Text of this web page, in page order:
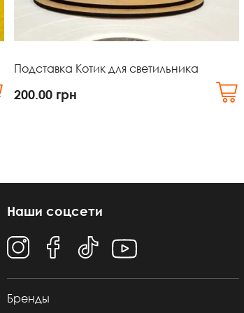
Подставка Котик для светильника
200.00 грн
Наши соцсети
Бренды